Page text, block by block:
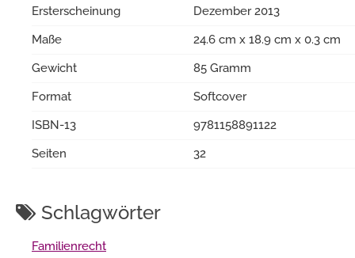
Ersterscheinung
Dezember 2013
Maße
24.6 cm x 18.9 cm x 0.3 cm
Gewicht
85 Gramm
Format
Softcover
ISBN-13
9781158891122
Seiten
32
Schlagwörter
Familienrecht